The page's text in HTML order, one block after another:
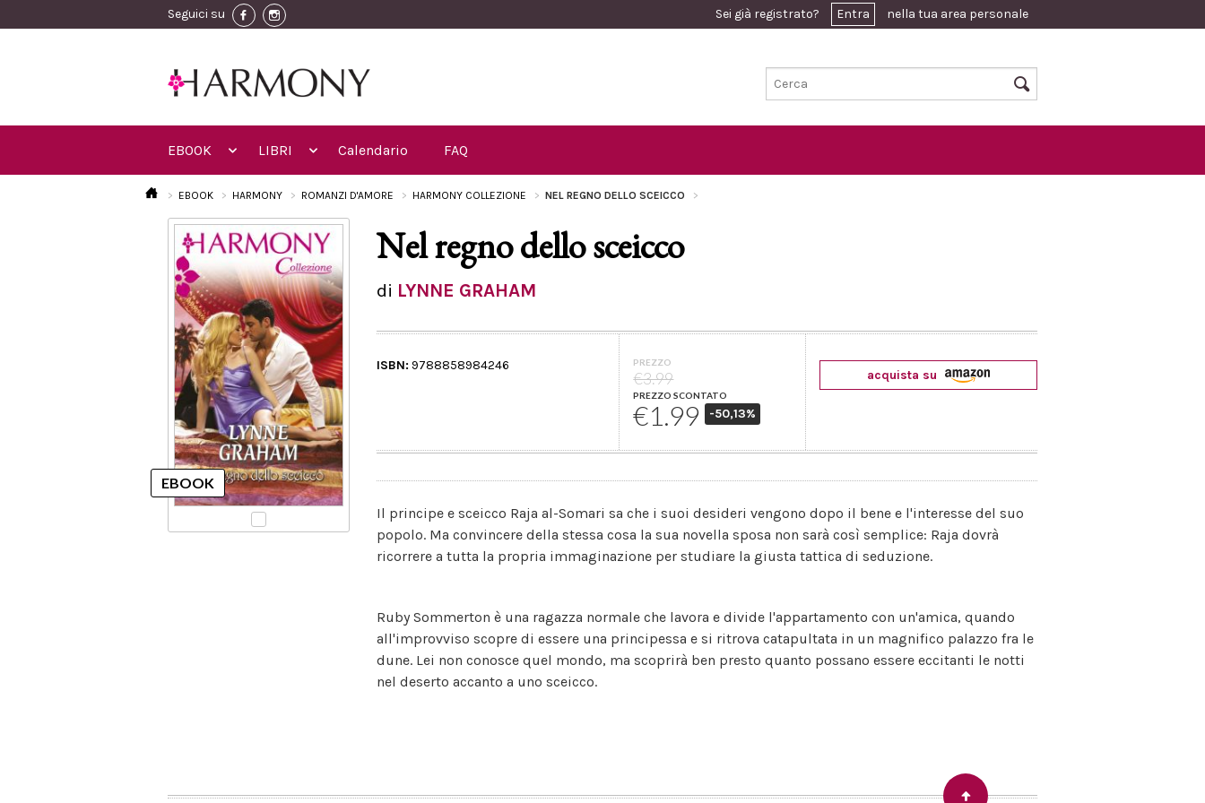
Seguici su Sei già registrato? Entra nella tua area personale
EBOOK LIBRI Calendario FAQ
EBOOK HARMONY ROMANZI D'AMORE HARMONY COLLEZIONE NEL REGNO DELLO SCEICCO
Nel regno dello sceicco
di LYNNE GRAHAM
ISBN: 9788858984246 PREZZO
€3.99
PREZZO SCONTATO
€1.99 -50,13%
acquista su
Il principe e sceicco Raja al-Somari sa che i suoi desideri vengono dopo il bene e l'interesse del suo
popolo. Ma convincere della stessa cosa la sua novella sposa non sarà così semplice: Raja dovrà
ricorrere a tutta la propria immaginazione per studiare la giusta tattica di seduzione.
Ruby Sommerton è una ragazza normale che lavora e divide l'appartamento con un'amica, quando
all'improvviso scopre di essere una principessa e si ritrova catapultata in un magnifico palazzo fra le
dune. Lei non conosce quel mondo, ma scoprirà ben presto quanto possano essere eccitanti le notti
nel deserto accanto a uno sceicco.